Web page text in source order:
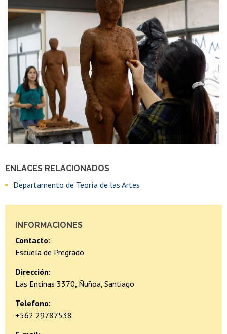
ENLACES RELACIONADOS
Departamento de Teoría de las Artes
INFORMACIONES
Contacto:
Escuela de Pregrado
Dirección:
Las Encinas 3370, Ñuñoa, Santiago
Telefono:
+562 29787538